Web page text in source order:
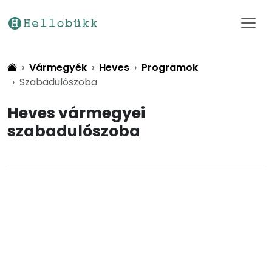
Vármegyék Heves
Programok
Szabadulószoba
Heves vármegyei
szabadulószoba